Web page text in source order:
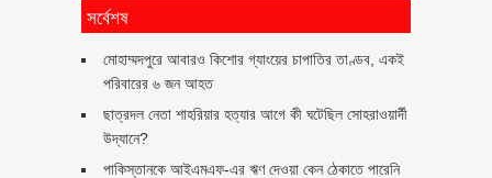
সর্বেশষ
মোহাম্মদপুরে আবারও কিশোর গ্যাংয়ের চাপাতির তাণ্ডব, একই
পরিবারের ৬ জন আহত
ছাত্রদল নেতা শাহরিয়ার হত্যার আগে কী ঘটেছিল সোহরাওয়ার্দী
উদ্যানে?
পাকিস্তানকে আইএমএফ-এর ঋণ দেওয়া কেন ঠেকাতে পারেনি